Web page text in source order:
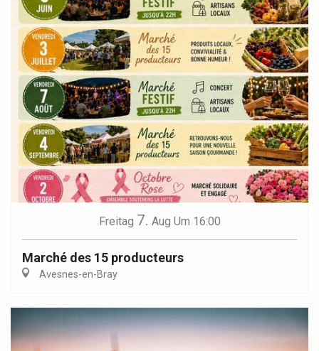
Freitag 7. Aug Um 16:00
Marché des 15 producteurs
Avesnes-en-Bray